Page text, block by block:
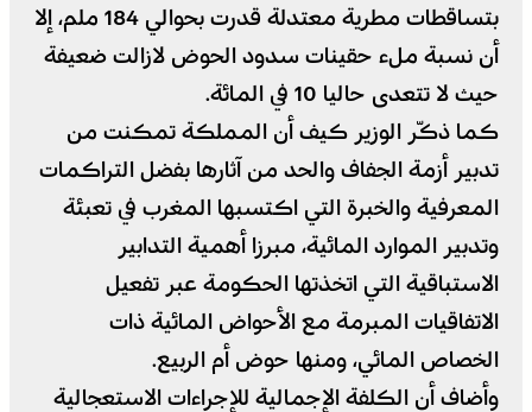
بتساقطات مطرية معتدلة قدرت بحوالي 184 ملم، إلا
أن نسبة ملء حقينات سدود الحوض لازالت ضعيفة
حيث لا تتعدى حاليا 10 في المائة.
كما ذكّر الوزير كيف أن المملكة تمكنت من
تدبير أزمة الجفاف والحد من آثارها بفضل التراكمات
المعرفية والخبرة التي اكتسبها المغرب في تعبئة
وتدبير الموارد المائية، مبرزا أهمية التدابير
الاستباقية التي اتخذتها الحكومة عبر تفعيل
الاتفاقيات المبرمة مع الأحواض المائية ذات
الخصاص المائي، ومنها حوض أم الربيع.
وأضاف أن الكلفة الإجمالية للإجراءات الاستعجالية